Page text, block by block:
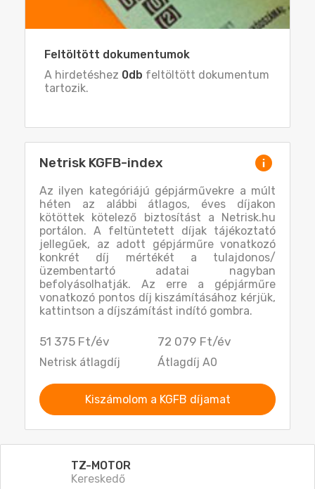
Feltöltött dokumentumok
A hirdetéshez 0db feltöltött dokumentum
tartozik.
Netrisk KGFB-index
Az ilyen kategóriájú gépjárművekre a múlt
héten az alábbi átlagos, éves díjakon
kötöttek kötelező biztosítást a Netrisk.hu
portálon. A feltüntetett díjak tájékoztató
jellegűek, az adott gépjárműre vonatkozó
konkrét díj mértékét a tulajdonos/
üzembentartó adatai nagyban
befolyásolhatják. Az erre a gépjárműre
vonatkozó pontos díj kiszámításához kérjük,
kattintson a díjszámítást indító gombra.
51 375 Ft/év
Netrisk átlagdíj
72 079 Ft/év
Átlagdíj A0
Kiszámolom a KGFB díjamat
TZ-MOTOR
Kereskedő